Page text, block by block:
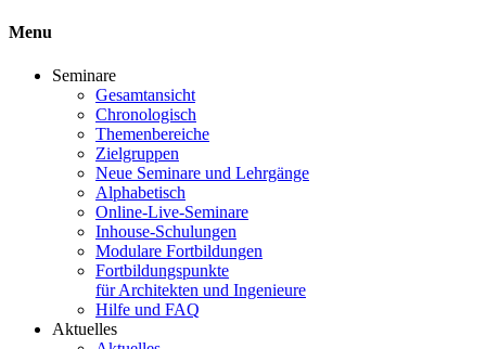
Menu
Seminare
Gesamtansicht
Chronologisch
Themenbereiche
Zielgruppen
Neue Seminare und Lehrgänge
Alphabetisch
Online-Live-Seminare
Inhouse-Schulungen
Modulare Fortbildungen
Fortbildungspunkte
für Architekten und Ingenieure
Hilfe und FAQ
Aktuelles